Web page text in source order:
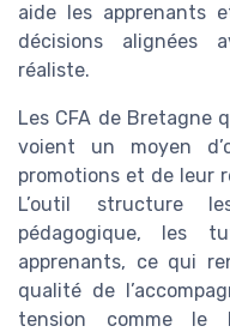
aide les apprenants
décisions alignées
réaliste.
Les CFA de Bretagne
voient un moyen
promotions et de leur
L’outil structure
pédagogique, les
apprenants, ce qui
qualité de
tension comme le